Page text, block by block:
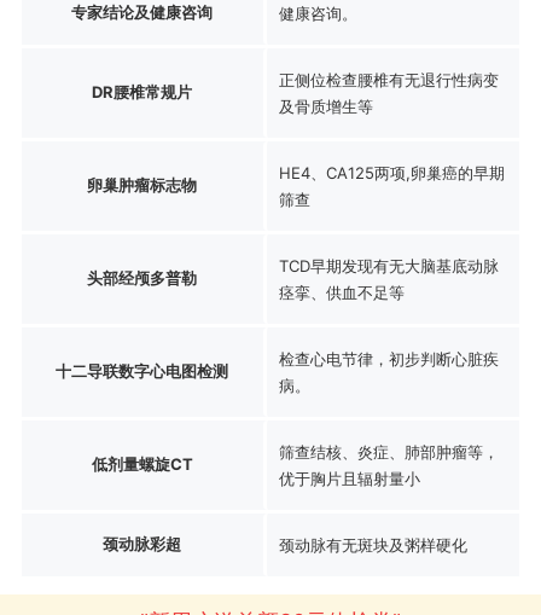
专家结论及健康咨询 健康咨询。
DR腰椎常规片
正侧位检查腰椎有无退行性病变
及骨质增生等
卵巢肿瘤标志物
HE4、CA125两项,卵巢癌的早期
筛查
头部经颅多普勒
TCD早期发现有无大脑基底动脉
痉挛、供血不足等
十二导联数字心电图检测
检查心电节律，初步判断心脏疾
病。
低剂量螺旋CT
筛查结核、炎症、肺部肿瘤等，
优于胸片且辐射量小
颈动脉彩超 颈动脉有无斑块及粥样硬化